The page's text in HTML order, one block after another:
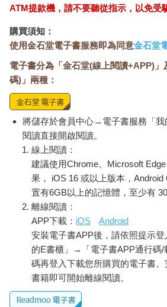
ATM提款機，請不要聽從指示，以免受
購買須知：
使用金石堂電子書服務即為同意金石堂
電子書分為「金石堂(線上閱讀+APP)
碼)」兩種：
將儲存於會員中心→電子書服務「我
閱讀直接開啟閱讀。
線上閱讀：
建議使用Chrome、Microsoft
果， iOS 16 或以上版本，Android
置有6GB以上的記憶體，至少有
離線閱讀：
APP下載： iOS
Android
安裝電子書APP後，請依照提示
的E書櫃」→「電子書APP通行碼/
碼再登入下載您所購買的電子書
書籍即可開始離線閱讀。